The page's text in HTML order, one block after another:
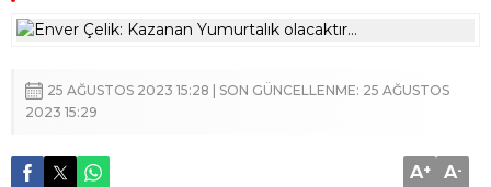
25 AĞUSTOS 2023 15:28 | SON GÜNCELLENME: 25 AĞUSTOS
2023 15:29
A+ A-